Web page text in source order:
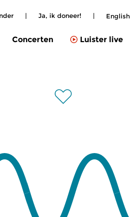
| Ja, ik doneer! | English
Concerten Luister live